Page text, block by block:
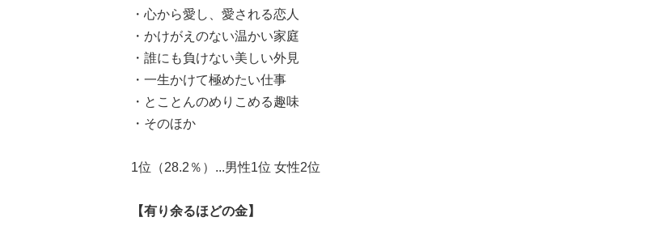
・心から愛し、愛される恋人
・かけがえのない温かい家庭
・誰にも負けない美しい外見
・一生かけて極めたい仕事
・とことんのめりこめる趣味
・そのほか
1位（28.2％）...男性1位 女性2位
【有り余るほどの金】